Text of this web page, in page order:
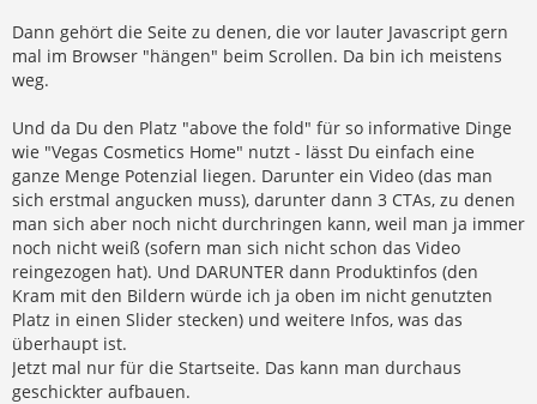
Dann gehört die Seite zu denen, die vor lauter Javascript gern
mal im Browser "hängen" beim Scrollen. Da bin ich meistens
weg.
Und da Du den Platz "above the fold" für so informative Dinge
wie "Vegas Cosmetics Home" nutzt - lässt Du einfach eine
ganze Menge Potenzial liegen. Darunter ein Video (das man
sich erstmal angucken muss), darunter dann 3 CTAs, zu denen
man sich aber noch nicht durchringen kann, weil man ja immer
noch nicht weiß (sofern man sich nicht schon das Video
reingezogen hat). Und DARUNTER dann Produktinfos (den
Kram mit den Bildern würde ich ja oben im nicht genutzten
Platz in einen Slider stecken) und weitere Infos, was das
überhaupt ist.
Jetzt mal nur für die Startseite. Das kann man durchaus
geschickter aufbauen.